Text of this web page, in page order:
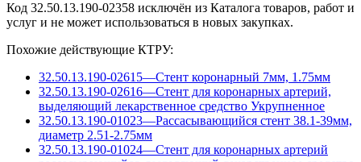
Код 32.50.13.190-02358 исключён из Каталога товаров, работ и
услуг и не может использоваться в новых закупках.
Похожие действующие КТРУ:
32.50.13.190-02615—Стент коронарный 7мм, 1.75мм
32.50.13.190-02616—Стент для коронарных артерий,
выделяющий лекарственное средство Укрупненное
32.50.13.190-01023—Рассасывающийся стент 38.1-39мм,
диаметр 2.51-2.75мм
32.50.13.190-01024—Стент для коронарных артерий